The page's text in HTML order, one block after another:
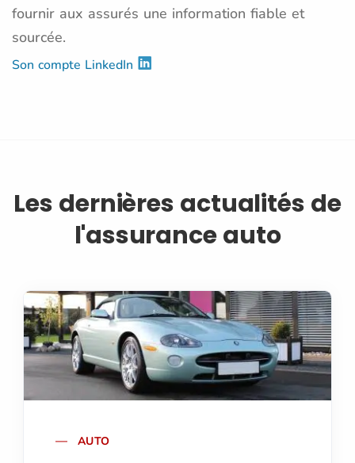
fournir aux assurés une information fiable et
sourcée.
Son compte LinkedIn
Les dernières actualités de
l'assurance auto
AUTO